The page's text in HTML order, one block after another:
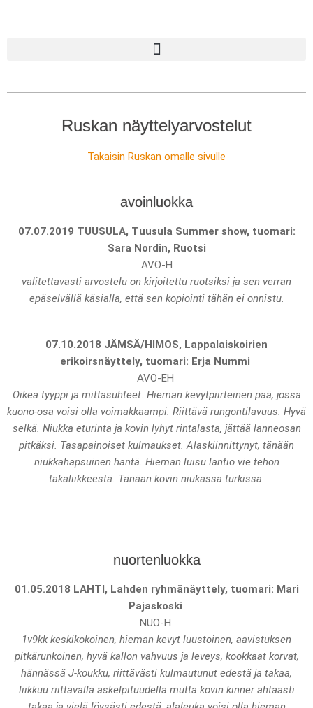
Ruskan näyttelyarvostelut
Takaisin Ruskan omalle sivulle
avoinluokka
07.07.2019 TUUSULA, Tuusula Summer show, tuomari:
Sara Nordin, Ruotsi
AVO-H
valitettavasti arvostelu on kirjoitettu ruotsiksi ja sen verran
epäselvällä käsialla, että sen kopiointi tähän ei onnistu.
07.10.2018 JÄMSÄ/HIMOS, Lappalaiskoirien
erikoirsnäyttely, tuomari: Erja Nummi
AVO-EH
Oikea tyyppi ja mittasuhteet. Hieman kevytpiirteinen pää, jossa
kuono-osa voisi olla voimakkaampi. Riittävä rungontilavuus. Hyvä
selkä. Niukka eturinta ja kovin lyhyt rintalasta, jättää lanneosan
pitkäksi. Tasapainoiset kulmaukset. Alaskiinnittynyt, tänään
niukkahapsuinen häntä. Hieman luisu lantio vie tehon
takaliikkeestä. Tänään kovin niukassa turkissa.
nuortenluokka
01.05.2018 LAHTI, Lahden ryhmänäyttely, tuomari: Mari
Pajaskoski
NUO-H
1v9kk keskikokoinen, hieman kevyt luustoinen, aavistuksen
pitkärunkoinen, hyvä kallon vahvuus ja leveys, kookkaat korvat,
hännässä J-koukku, riittävästi kulmautunut edestä ja takaa,
liikkuu riittävällä askelpituudella mutta kovin kinner ahtaasti